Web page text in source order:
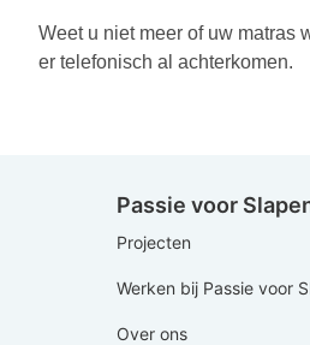
Weet u niet meer of uw matras
er telefonisch al achterkomen.
Passie voor
Projecten
Werken bij Passie voor
Over ons